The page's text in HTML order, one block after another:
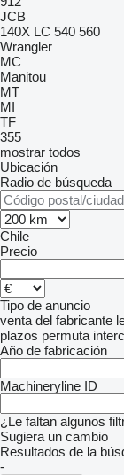
JCB
140X LC 540 560
Wrangler
MC
Manitou
MT
MI
TF
355
mostrar todos
Ubicación
Radio de búsqueda
Chile
Precio
Tipo de anuncio
venta del fabricante
plazos permuta
Año de fabricación
Machineryline ID
¿Le faltan algunos
Sugiera un cambio
Resultados de la
-